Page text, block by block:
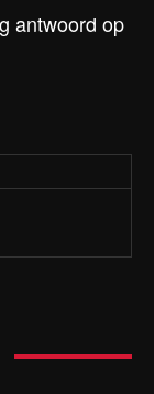
antwoord op